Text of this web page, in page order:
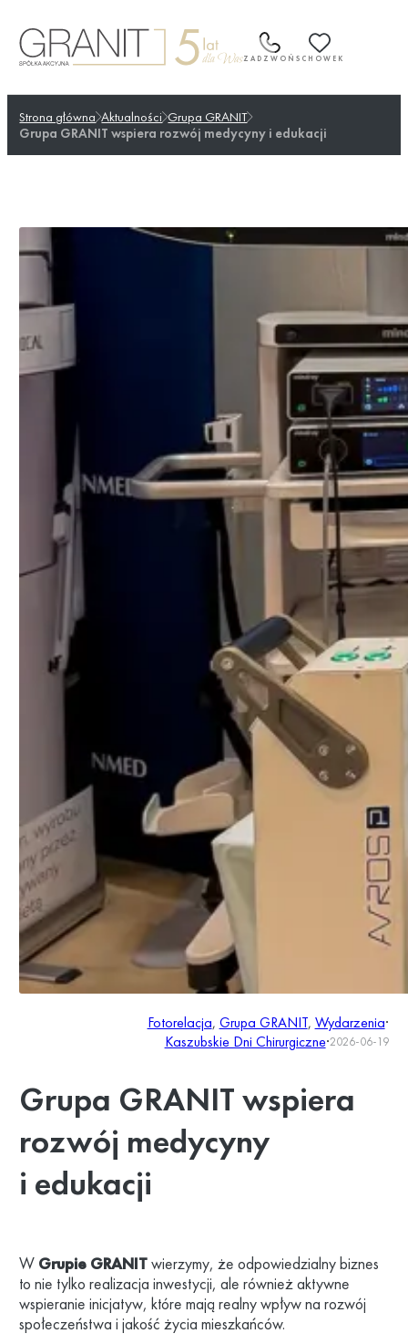
do
treści
ZADZWOŃ SCHOWEK
Strona główna Aktualności Grupa GRANIT
Grupa GRANIT wspiera rozwój medycyny i edukacji
Fotorelacja, Grupa GRANIT, Wydarzenia·
Kaszubskie Dni Chirurgiczne·2026-06-19
Grupa GRANIT wspiera
rozwój medycyny
i edukacji
W Grupie GRANITwierzymy, że odpowiedzialny biznes
to nie tylko realizacja inwestycji, ale również aktywne
wspieranie inicjatyw, które mają realny wpływ na rozwój
społeczeństwa i jakość życia mieszkańców.